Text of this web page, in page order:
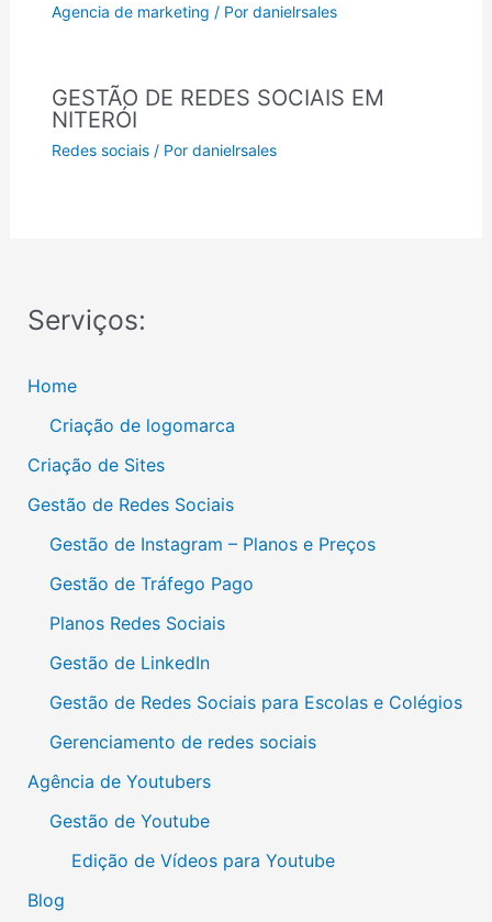
Agencia de marketing / Pordanielrsales
GESTÃO DE REDES SOCIAIS EM
NITERÓI
Redes sociais / Pordanielrsales
Serviços:
Home
Criação de logomarca
Criação de Sites
Gestão de Redes Sociais
Gestão de Instagram – Planos e Preços
Gestão de Tráfego Pago
Planos Redes Sociais
Gestão de LinkedIn
Gestão de Redes Sociais para Escolas e Colégios
Gerenciamento de redes sociais
Agência de Youtubers
Gestão de Youtube
Edição de Vídeos para Youtube
Blog